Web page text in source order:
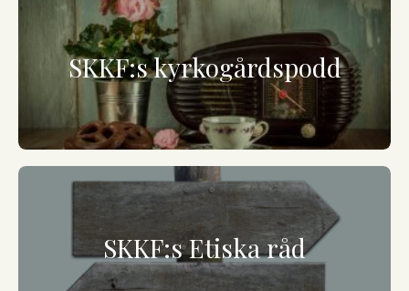
SKKF:s kyrkogårdspodd
SKKF:s Etiska råd